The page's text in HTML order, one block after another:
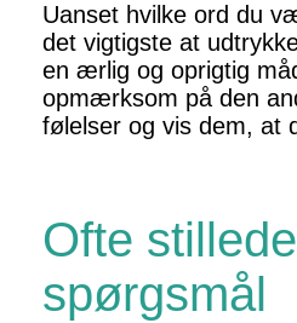
Uanset hvilke ord du
det vigtigste at
en ærlig og oprigtig
opmærksom på den
følelser og vis dem, at
Ofte stillede
spørgsmål